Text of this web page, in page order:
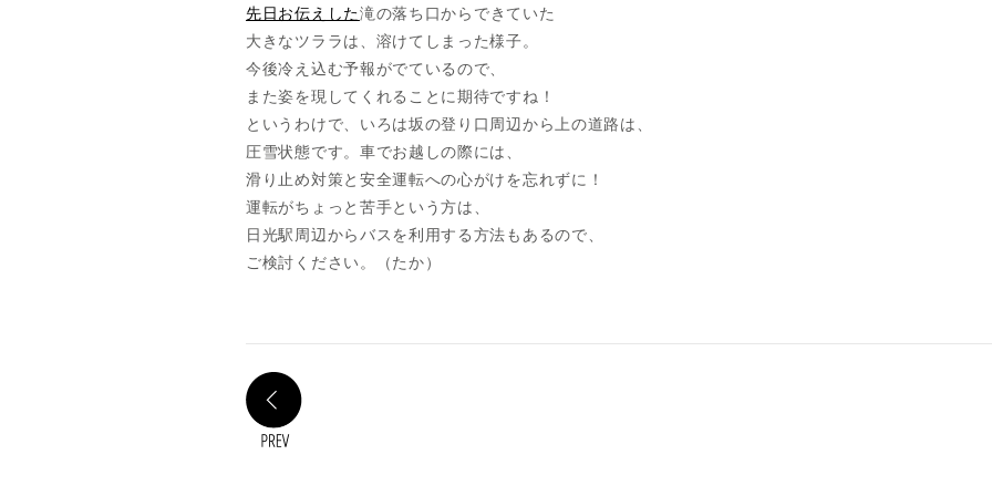
先日お伝えした滝の落ち口からできていた
大きなツララは、溶けてしまった様子。
今後冷え込む予報がでているので、
また姿を現してくれることに期待ですね！
というわけで、いろは坂の登り口周辺から上の道路は、
圧雪状態です。車でお越しの際には、
滑り止め対策と安全運転への心がけを忘れずに！
運転がちょっと苦手という方は、
日光駅周辺からバスを利用する方法もあるので、
ご検討ください。（たか）